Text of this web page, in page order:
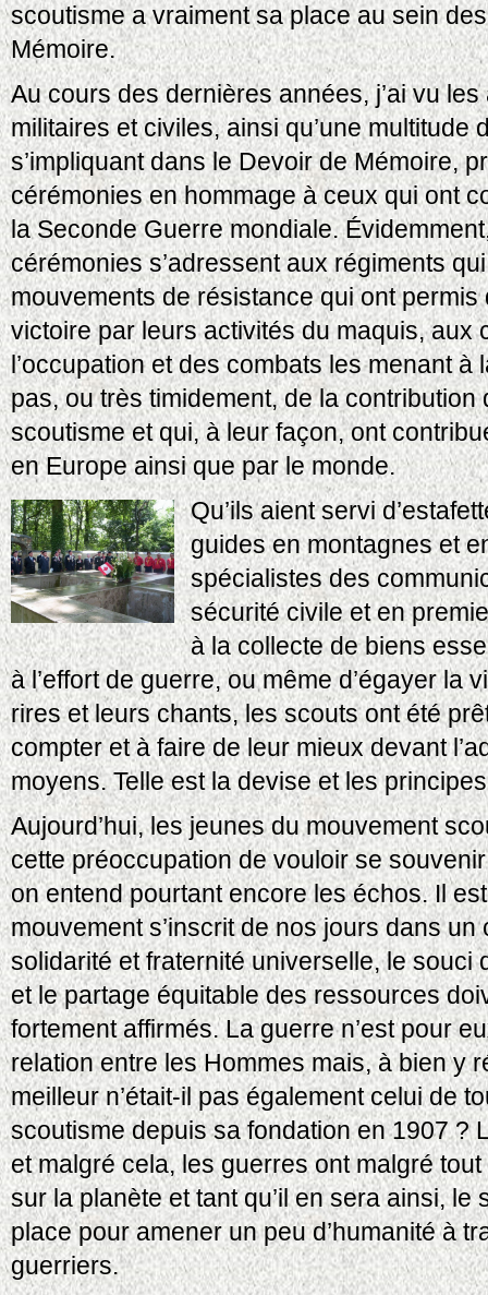
scoutisme a vraiment sa place au sein
Mémoire.
Au cours des dernières années, j’ai vu les
militaires et civiles, ainsi qu’une multitude
s’impliquant dans le Devoir de Mémoire,
cérémonies en hommage à ceux qui ont
la Seconde Guerre mondiale.
cérémonies s’adressent aux régiments
mouvements de résistance qui ont
victoire par leurs activités du maquis, aux
l’occupation et des combats les menant
pas, ou très timidement, de la
scoutisme et qui, à leur façon, ont
en Europe ainsi que par le monde.
Qu’ils aient servi
guides en montagnes et
spécialistes des
sécurité civile et en
à la collecte de biens
à l’effort de guerre, ou même d’égayer la
rires et leurs chants, les scouts ont été
compter et à faire de leur mieux devant
moyens. Telle est la devise et les
Aujourd’hui, les jeunes du mouvement
cette préoccupation de vouloir se
on entend pourtant encore les échos. Il
mouvement s’inscrit de nos jours dans un
solidarité et fraternité universelle, le souci
et le partage équitable des ressources
fortement affirmés. La guerre n’est pour
relation entre les Hommes mais, à bien y
meilleur n’était-il pas également celui de
scoutisme depuis sa fondation en 1907 ?
et malgré cela, les guerres ont malgré
sur la planète et tant qu’il en sera ainsi,
place pour amener un peu d’humanité à
guerriers.